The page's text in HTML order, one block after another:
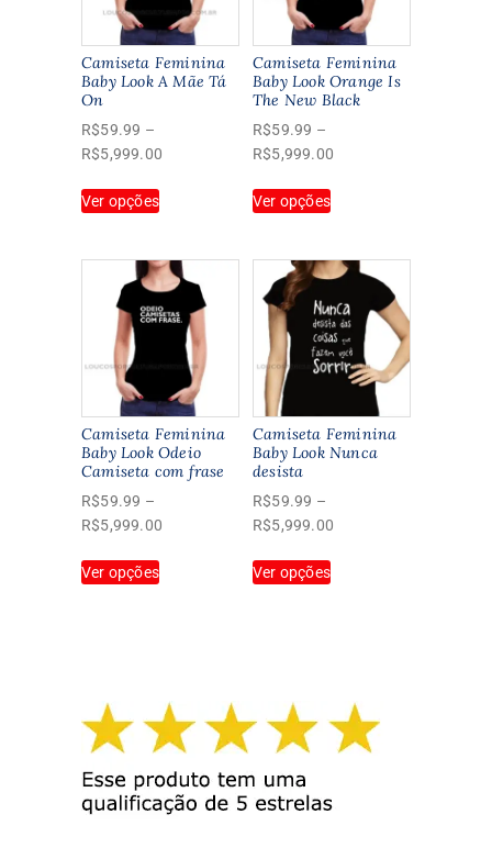
Camiseta Feminina
Baby Look A Mãe Tá
On
R$59.99 –
R$5,999.00
R$5,999.00
Ver opçõesproduto
várias
variantes.
As
opções
podem
escolhidas
na
página
do
Camiseta Feminina
Baby Look Orange Is
The New Black
R$59.99 –
R$5,999.00
R$5,999.00
Ver opçõesproduto
várias
variantes.
As
opções
podem
ser
escolhidas
na
página
Camiseta Feminina
Baby Look Odeio
Camiseta com frase
R$59.99 –
R$5,999.00
Ver opçõesproduto
opções
podem
ser
escolhidas
na
Camiseta Feminina
Baby Look Nunca
desista
R$59.99 –
R$5,999.00
Ver opçõesproduto
opções
podem
ser
na